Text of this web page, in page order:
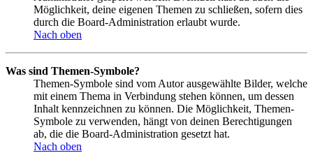
Möglichkeit, deine eigenen Themen zu schließen, sofern dies
durch die Board-Administration erlaubt wurde.
Nach oben
Was sind Themen-Symbole?
Themen-Symbole sind vom Autor ausgewählte Bilder, welche
mit einem Thema in Verbindung stehen können, um dessen
Inhalt kennzeichnen zu können. Die Möglichkeit, Themen-
Symbole zu verwenden, hängt von deinen Berechtigungen
ab, die die Board-Administration gesetzt hat.
Nach oben